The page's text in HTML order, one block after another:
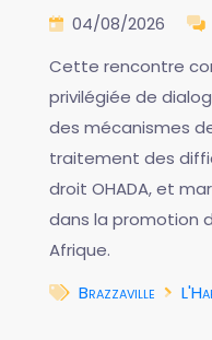
04/08/2026
Cette rencontre
privilégiée de
des mécanismes
traitement des
droit OHADA, et
dans la promotion
Afrique.
Brazzaville